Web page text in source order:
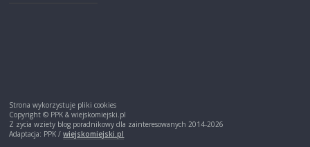
Strona wykorzystuje pliki cookies
Copyright © PPK & wiejskomiejski.pl
Z zycia wziety blog poradnikowy dla zainteresowanych 2014-2026
Adaptacja: PPK /wiejskomiejski.pl